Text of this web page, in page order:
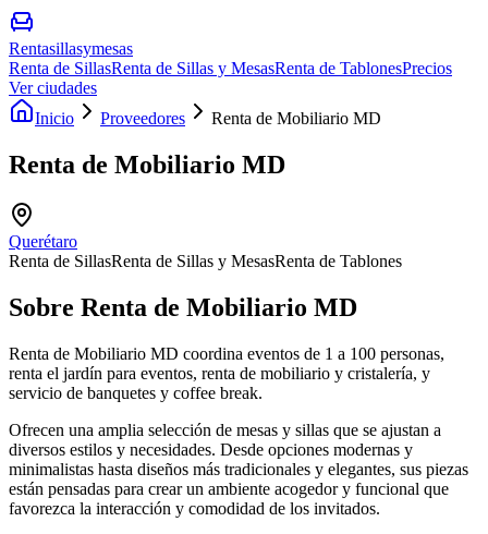
Rentasillasymesas
Renta de SillasRenta de Sillas y MesasRenta de TablonesPrecios
Ver ciudades
Inicio
Proveedores Renta de Mobiliario MD
Renta de Mobiliario MD
Querétaro
Renta de SillasRenta de Sillas y MesasRenta de Tablones
Sobre Renta de Mobiliario MD
Renta de Mobiliario MD coordina eventos de 1 a 100 personas,
renta el jardín para eventos, renta de mobiliario y cristalería, y
servicio de banquetes y coffee break.
Ofrecen una amplia selección de mesas y sillas que se ajustan a
diversos estilos y necesidades. Desde opciones modernas y
minimalistas hasta diseños más tradicionales y elegantes, sus piezas
están pensadas para crear un ambiente acogedor y funcional que
favorezca la interacción y comodidad de los invitados.